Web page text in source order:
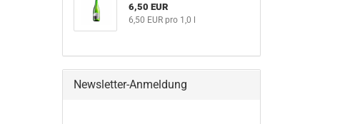
6,50 EUR
6,50 EUR pro 1,0 l
Newsletter-Anmeldung